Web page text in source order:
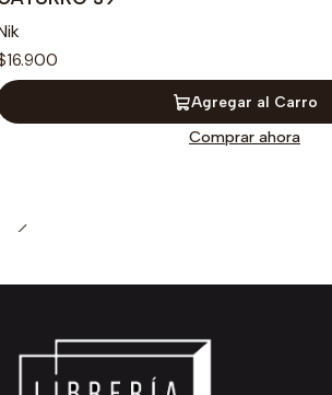
Agregar al Carro
Comprar ahora